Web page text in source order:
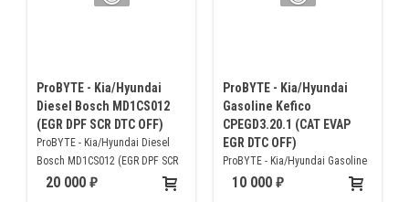
ProBYTE - Kia/Hyundai
Diesel Bosch MD1CS012
(EGR DPF SCR DTC OFF)
ProBYTE - Kia/Hyundai Diesel
Bosch MD1CS012 (EGR DPF SCR
DTC OFF)
20 000
ProBYTE - Kia/Hyundai
Gasoline Kefico
CPEGD3.20.1 (CAT EVAP
EGR DTC OFF)
ProBYTE - Kia/Hyundai Gasoline
Kefico CPEGD3.20.1 (CAT EVAP
10 000